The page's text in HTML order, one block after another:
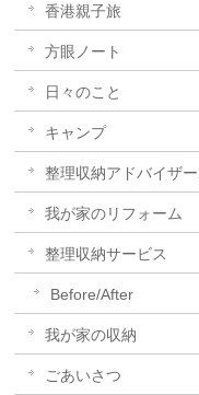
香港親子旅
方眼ノート
日々のこと
キャンプ
整理収納アドバイザ
我が家のリフォーム
整理収納サービス
Before/After
我が家の収納
ごあいさつ